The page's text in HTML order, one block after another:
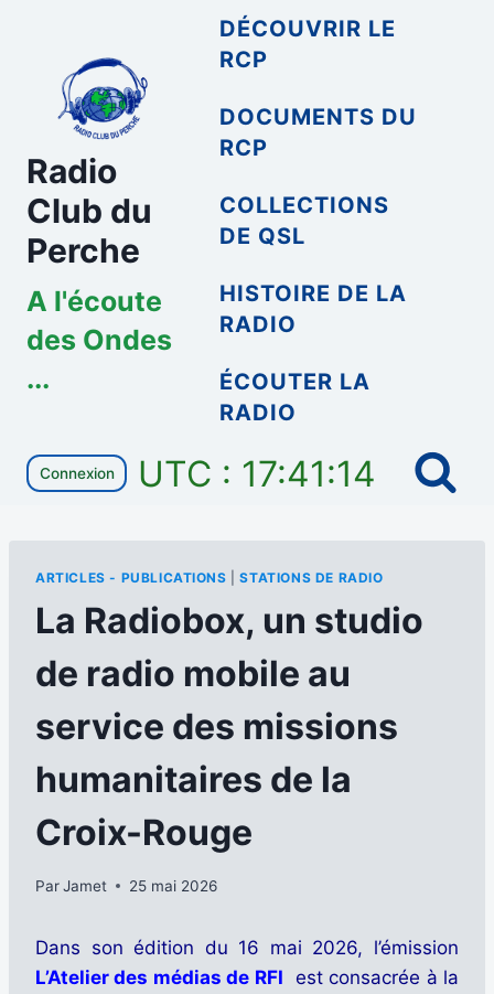
contenu
Radio
Club du
Perche
A l'écoute
des Ondes
...
DÉCOUVRIR LE
RCP
DOCUMENTS DU
RCP
COLLECTIONS
DE QSL
HISTOIRE DE LA
RADIO
ÉCOUTER LA
RADIO
Connexion UTC : 17:41:14
ARTICLES - PUBLICATIONS |STATIONS DE RADIO
La Radiobox, un studio
de radio mobile au
service des missions
humanitaires de la
Croix-Rouge
ParJamet 25 mai 2026
Dans son édition du 16 mai 2026, l’émission
L’Atelier des médias de RFI est consacrée à la